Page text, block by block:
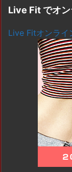
Live Fit でオ
Live Fitオンライ